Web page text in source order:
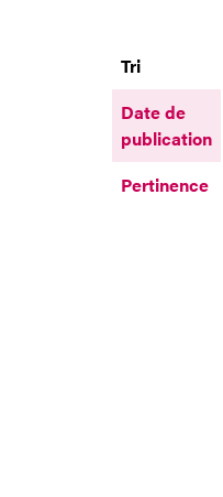
Tri
Date de
publication
Pertinence